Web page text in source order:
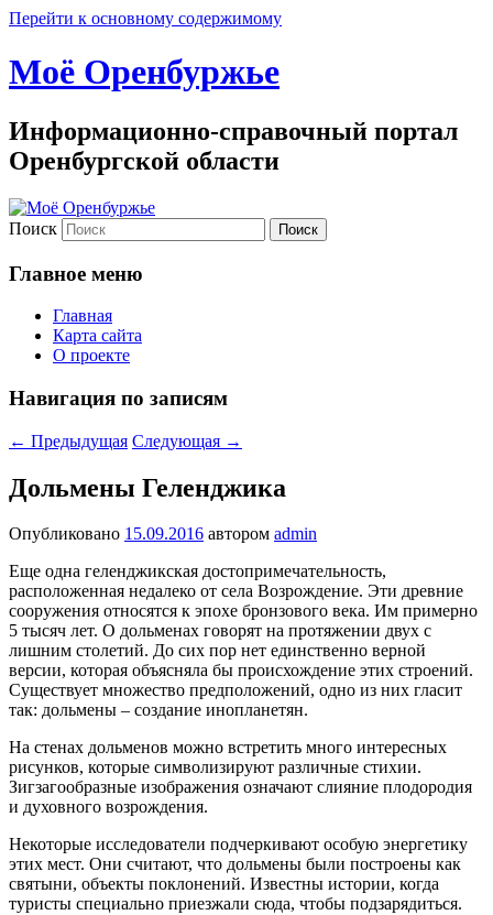
Перейти к основному содержимому
Моё Оренбуржье
Информационно-справочный портал
Оренбургской области
Поиск
Главное меню
Главная
Карта сайта
О проекте
Навигация по записям
← Предыдущая Следующая →
Дольмены Геленджика
Опубликовано 15.09.2016 автором admin
Еще одна геленджикская достопримечательность,
расположенная недалеко от села Возрождение. Эти древние
сооружения относятся к эпохе бронзового века. Им примерно
5 тысяч лет. О дольменах говорят на протяжении двух с
лишним столетий. До сих пор нет единственно верной
версии, которая объясняла бы происхождение этих строений.
Существует множество предположений, одно из них гласит
так: дольмены – создание инопланетян.
На стенах дольменов можно встретить много интересных
рисунков, которые символизируют различные стихии.
Зигзагообразные изображения означают слияние плодородия
и духовного возрождения.
Некоторые исследователи подчеркивают особую энергетику
этих мест. Они считают, что дольмены были построены как
святыни, объекты поклонений. Известны истории, когда
туристы специально приезжали сюда, чтобы подзарядиться.